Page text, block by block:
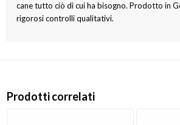
cane tutto ciò di cui ha bisogno. Prodotto in
rigorosi controlli qualitativi.
Prodotti correlati